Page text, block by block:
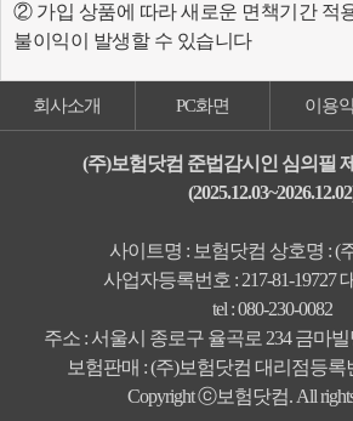
② 가입 상품에 따라 새로운 면책기간 적
불이익이 발생할 수 있습니다
회사소개 PC화면 이용
(주)보험닷컴 준법감시인 심의필
사이트명 : 보험닷컴 상호명 : (
사업자등록번호 : 217-81-19727
tel : 080-230-0082
주소 : 서울시 종로구 율곡로 234 금마빌
보험판매 : (주)보험닷컴 대리점등록
Copyright ⓒ보험닷컴. All rights